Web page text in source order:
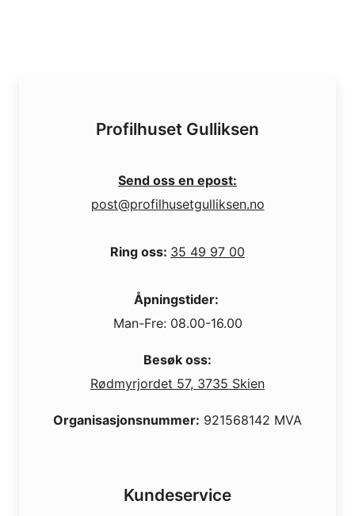
Profilhuset Gulliksen
Send oss en epost:
post@profilhusetgulliksen.no
Ring oss: 35 49 97 00
Åpningstider:
Man-Fre: 08.00-16.00
Besøk oss:
Rødmyrjordet 57, 3735 Skien
Organisasjonsnummer: 921568142 MVA
Kundeservice